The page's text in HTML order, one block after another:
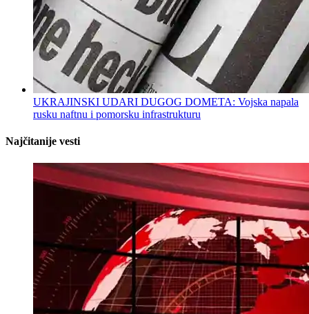
UKRAJINSKI UDARI DUGOG DOMETA: Vojska napala
rusku naftnu i pomorsku infrastrukturu
Najčitanije vesti